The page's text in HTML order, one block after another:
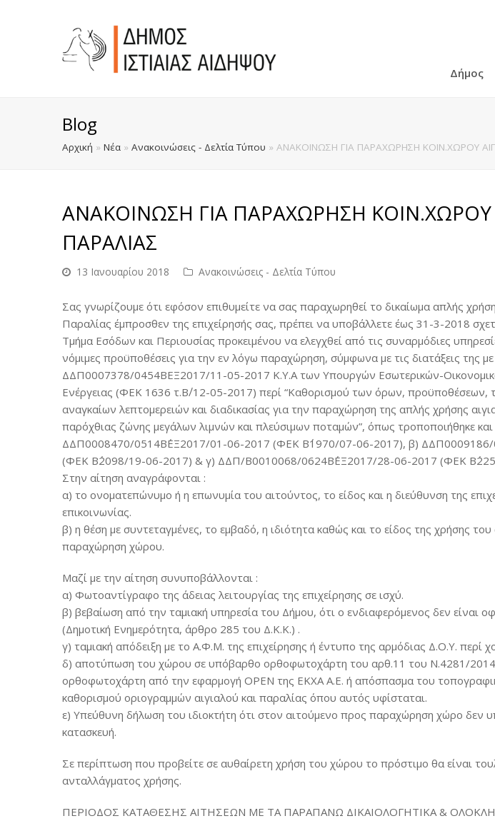
Δήμος
Blog
Αρχική » Νέα » Ανακοινώσεις - Δελτία Τύπου » ΑΝΑΚΟΙΝΩΣΗ ΓΙΑ ΠΑΡΑΧΩΡΗΣΗ ΚΟΙΝ.ΧΩΡΟΥ
ΑΝΑΚΟΙΝΩΣΗ ΓΙΑ ΠΑΡΑΧΩΡΗΣΗ ΚΟΙΝ.ΧΩΡΟΥ
ΠΑΡΑΛΙΑΣ
13 Ιανουαρίου 2018 Ανακοινώσεις - Δελτία Τύπου
Σας γνωρίζουμε ότι εφόσον επιθυμείτε να σας παραχωρηθεί το δικαίωμα απλής
Παραλίας έμπροσθεν της επιχείρησής σας, πρέπει να υποβάλλετε έως 31-3-2018
Τμήμα Εσόδων και Περιουσίας προκειμένου να ελεγχθεί από τις συναρμόδιες
νόμιμες προϋποθέσεις για την εν λόγω παραχώρηση, σύμφωνα με τις διατάξεις της
ΔΔΠ0007378/0454ΒΕΞ2017/11-05-2017 Κ.Υ.Α των Υπουργών Εσωτερικών-
Ενέργειας (ΦΕΚ 1636 τ.Β΄/12-05-2017) περί “Καθορισμού των όρων, προϋποθέσεων,
αναγκαίων λεπτομερειών και διαδικασίας για την παραχώρηση της απλής χρήσης
παρόχθιας ζώνης μεγάλων λιμνών και πλεύσιμων ποταμών”, όπως τροποποιήθηκε και
ΔΔΠ0008470/0514Β΄ΕΞ2017/01-06-2017 (ΦΕΚ Β΄1970/07-06-2017), β)
(ΦΕΚ Β΄2098/19-06-2017) & γ) ΔΔΠ/Β0010068/0624Β΄ΕΞ2017/28-06-2017 (ΦΕΚ
Στην αίτηση αναγράφονται :
α) το ονοματεπώνυμο ή η επωνυμία του αιτούντος, το είδος και η διεύθυνση της
επικοινωνίας.
β) η θέση με συντεταγμένες, το εμβαδό, η ιδιότητα καθώς και το είδος της χρήσης
παραχώρηση χώρου.
Μαζί με την αίτηση συνυποβάλλονται :
α) Φωτοαντίγραφο της άδειας λειτουργίας της επιχείρησης σε ισχύ.
β) βεβαίωση από την ταμιακή υπηρεσία του Δήμου, ότι ο ενδιαφερόμενος δεν είναι
(Δημοτική Ενημερότητα, άρθρο 285 του Δ.Κ.Κ.) .
γ) ταμιακή απόδειξη με το Α.Φ.Μ. της επιχείρησης ή έντυπο της αρμόδιας Δ.Ο.Υ. περί
δ) αποτύπωση του χώρου σε υπόβαρθο ορθοφωτοχάρτη του αρθ.11 του Ν.4281/
ορθοφωτοχάρτη από την εφαρμογή ΟPΕΝ της ΕΚΧΑ Α.Ε. ή απόσπασμα του
καθορισμού οριογραμμών αιγιαλού και παραλίας όπου αυτός υφίσταται.
ε) Υπεύθυνη δήλωση του ιδιοκτήτη ότι στον αιτούμενο προς παραχώρηση χώρο δεν
κατασκευή.
Σε περίπτωση που προβείτε σε αυθαίρετη χρήση του χώρου το πρόστιμο θα είναι
ανταλλάγματος χρήσης.
ΠΕΡΙΟΔΟΣ ΚΑΤΑΘΕΣΗΣ ΑΙΤΗΣΕΩΝ ΜΕ ΤΑ ΠΑΡΑΠΑΝΩ ΔΙΚΑΙΟΛΟΓΗΤΙΚΑ &